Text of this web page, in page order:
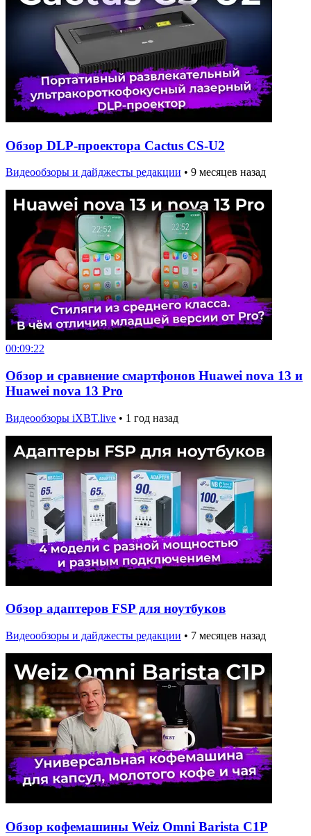
Обзор DLP-проектора Cactus CS-U2
Видеообзоры и дайджесты редакции • 9 месяцев назад
00:09:22
Обзор и сравнение смартфонов Huawei nova 13 и
Huawei nova 13 Pro
Видеообзоры iXBT.live • 1 год назад
Обзор адаптеров FSP для ноутбуков
Видеообзоры и дайджесты редакции • 7 месяцев назад
Обзор кофемашины Weiz Omni Barista C1P